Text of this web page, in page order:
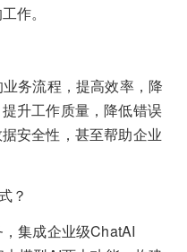
作。
务流程，提高效率，降
升工作质量，降低错误
安全性，甚至帮助企业
？
集成企业级ChatAI